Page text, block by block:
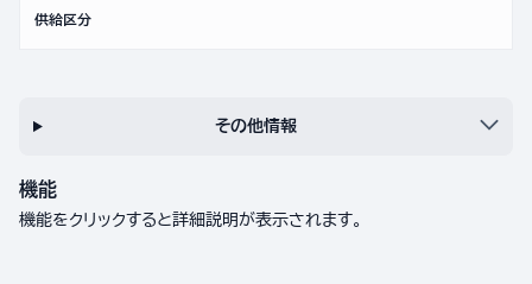
供給区分
その他情報
機能
機能をクリックすると詳細説明が表示されます。